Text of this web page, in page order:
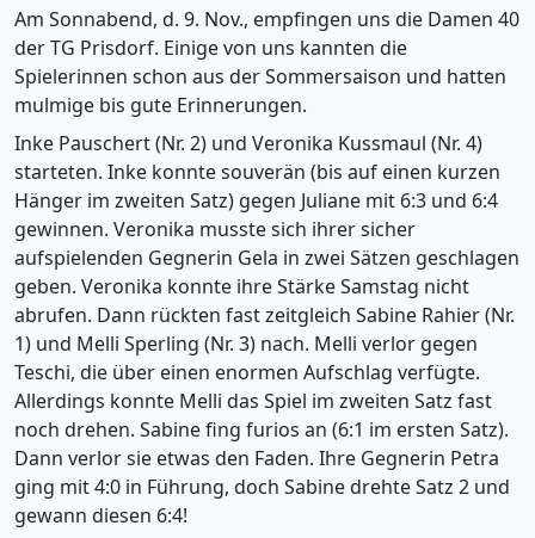
Am Sonnabend, d. 9. Nov., empfingen uns die Damen 40
der TG Prisdorf. Einige von uns kannten die
Spielerinnen schon aus der Sommersaison und hatten
mulmige bis gute Erinnerungen.
Inke Pauschert (Nr. 2) und Veronika Kussmaul (Nr. 4)
starteten. Inke konnte souverän (bis auf einen kurzen
Hänger im zweiten Satz) gegen Juliane mit 6:3 und 6:4
gewinnen. Veronika musste sich ihrer sicher
aufspielenden Gegnerin Gela in zwei Sätzen geschlagen
geben. Veronika konnte ihre Stärke Samstag nicht
abrufen. Dann rückten fast zeitgleich Sabine Rahier (Nr.
1) und Melli Sperling (Nr. 3) nach. Melli verlor gegen
Teschi, die über einen enormen Aufschlag verfügte.
Allerdings konnte Melli das Spiel im zweiten Satz fast
noch drehen. Sabine fing furios an (6:1 im ersten Satz).
Dann verlor sie etwas den Faden. Ihre Gegnerin Petra
ging mit 4:0 in Führung, doch Sabine drehte Satz 2 und
gewann diesen 6:4!